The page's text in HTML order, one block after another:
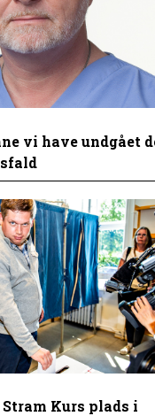
vi have undgået
Kurs plads i